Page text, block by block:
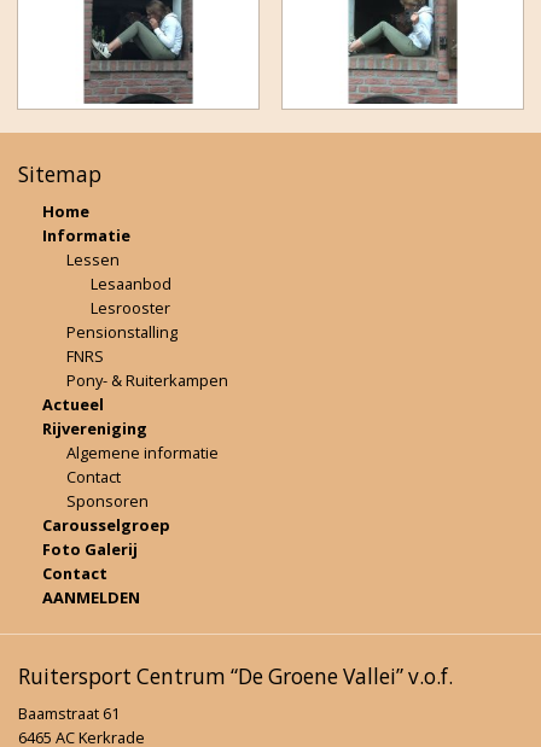
Sitemap
Home
Informatie
Lessen
Lesaanbod
Lesrooster
Pensionstalling
FNRS
Pony- & Ruiterkampen
Actueel
Rijvereniging
Algemene informatie
Contact
Sponsoren
Carousselgroep
Foto Galerij
Contact
AANMELDEN
Ruitersport Centrum “De Groene Vallei” v.o.f.
Baamstraat 61
6465 AC Kerkrade